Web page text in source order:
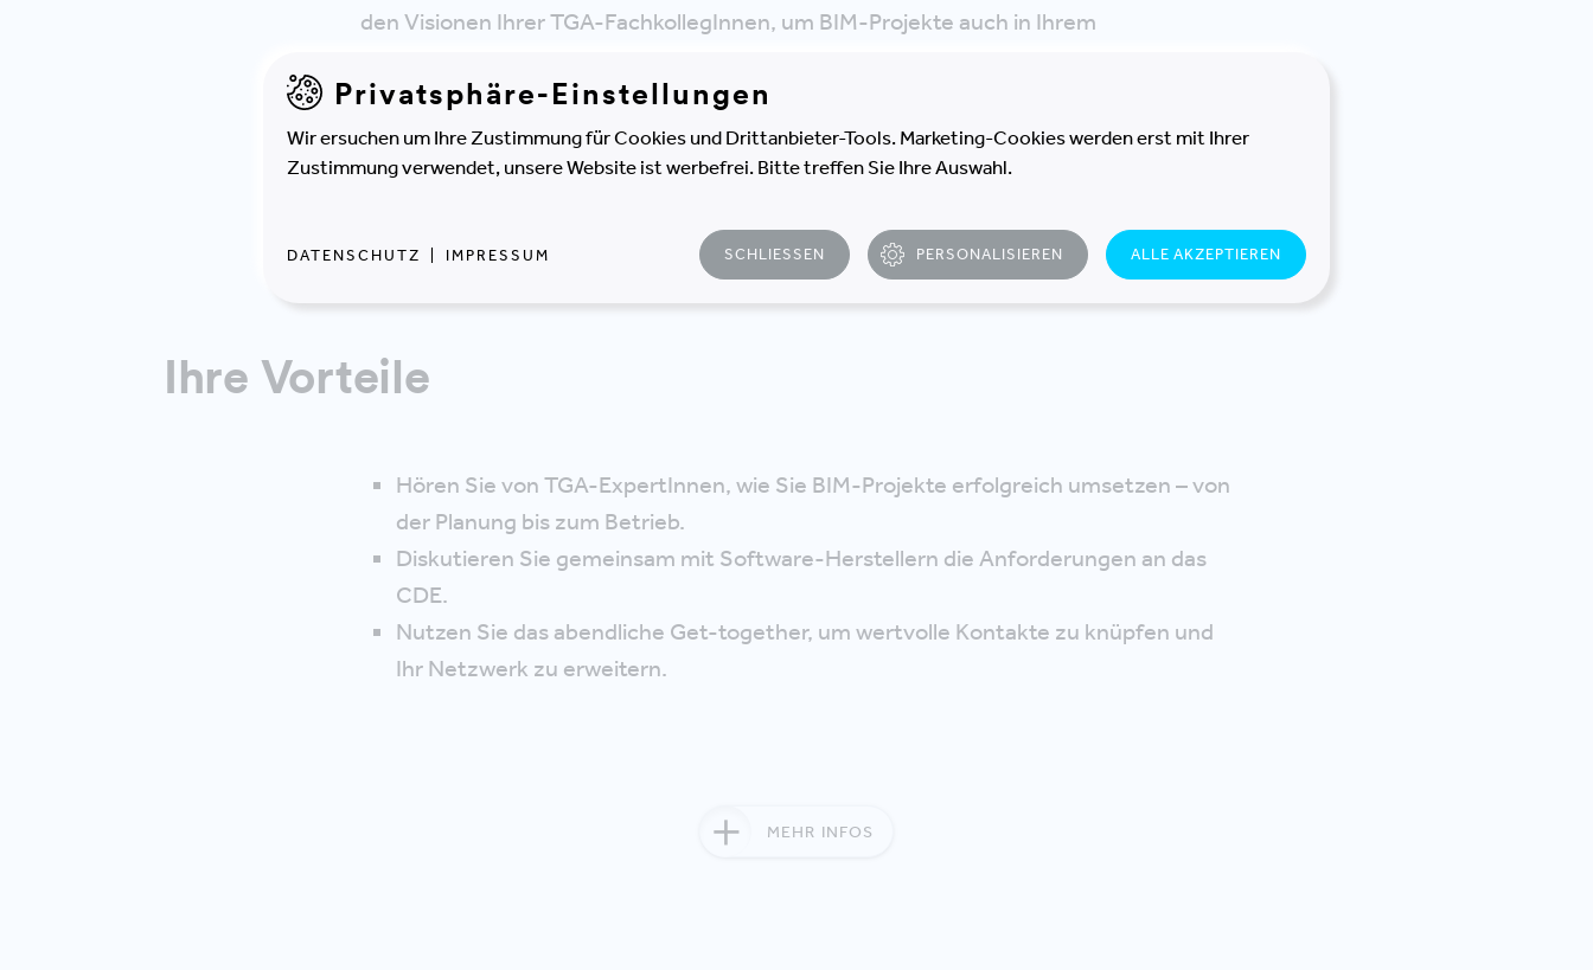
den Visionen Ihrer TGA-FachkollegInnen, um BIM-Projekte auch in Ihrem
Einen Tag vor der Konferenz findet der VDI-Spezialtag"Change Management und
BIM"statt. Sie profitieren vom deutlich vergünstigten Kombipreis, wenn Sie beide
Ihre Vorteile
Hören Sie von TGA-ExpertInnen, wie Sie BIM-Projekte erfolgreich umsetzen – von
der Planung bis zum Betrieb.
Diskutieren Sie gemeinsam mit Software-Herstellern die Anforderungen an das
CDE.
Nutzen Sie das abendliche Get-together, um wertvolle Kontakte zu knüpfen und
Ihr Netzwerk zu erweitern.
MEHR INFOS
Privatsphäre-Einstellungen
Wir ersuchen um Ihre Zustimmung für Cookies und Drittanbieter-Tools. Marketing-Cookies werden erst mit Ihrer
Zustimmung verwendet, unsere Website ist werbefrei. Bitte treffen Sie Ihre Auswahl.
DATENSCHUTZ IMPRESSUM SCHLIESSEN PERSONALISIEREN ALLE AKZEPTIEREN